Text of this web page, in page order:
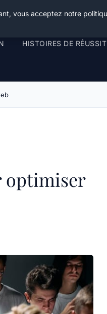
HISTOIRES DE
optimiser
vous acceptez notre